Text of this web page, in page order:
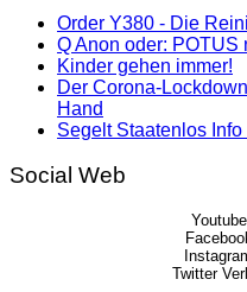
Order Y380 - Die
Q Anon oder: POTUS
Kinder gehen immer!
Der Corona-
Hand
Segelt Staatenlos
Social Web
Twitter